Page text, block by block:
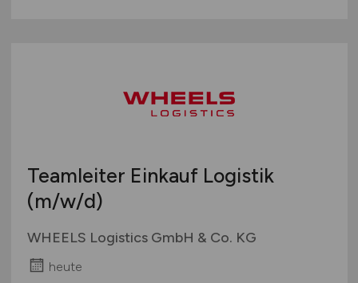
Teamleiter Einkauf Logistik
(m/w/d)
WHEELS Logistics GmbH & Co. KG
heute